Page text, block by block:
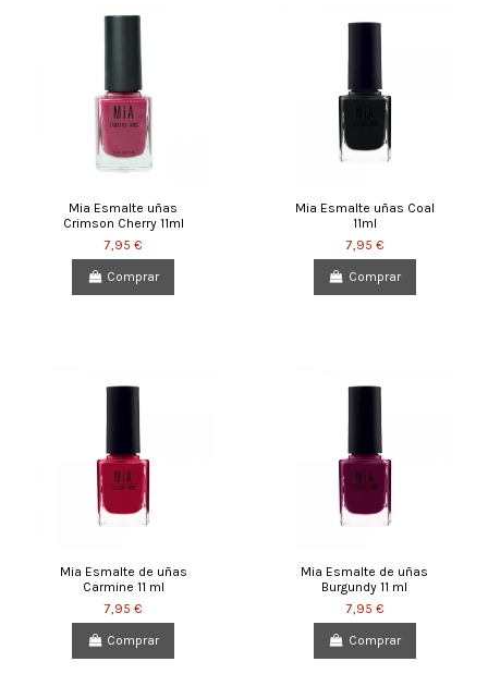
Mia Esmalte uñas
Crimson Cherry 11ml
7,95 €
Comprar
Mia Esmalte uñas Coal
11ml
7,95 €
Comprar
Mia Esmalte de uñas
Carmine 11 ml
7,95 €
Comprar
Mia Esmalte de uñas
Burgundy 11 ml
7,95 €
Comprar